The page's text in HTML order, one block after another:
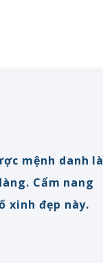
mệnh danh là
Cẩm nang
xinh đẹp này.